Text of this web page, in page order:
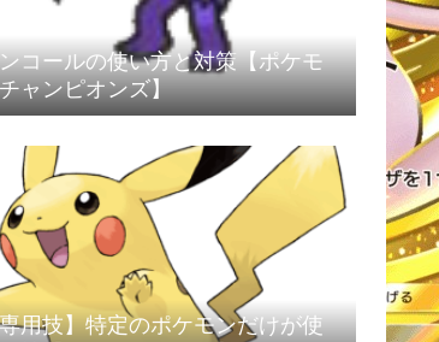
コールの使い方と対策【ポケモ
ャンピオンズ】
用技】特定のポケモンだけが使